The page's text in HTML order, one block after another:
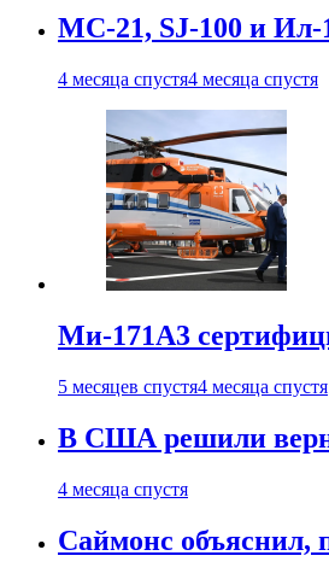
МС-21, SJ-100 и Ил-
4 месяца спустя4 месяца спустя
Ми-171А3
5 месяцев спустя4 месяца спустя
В США решили
4 месяца спустя
Саймонс объяснил,